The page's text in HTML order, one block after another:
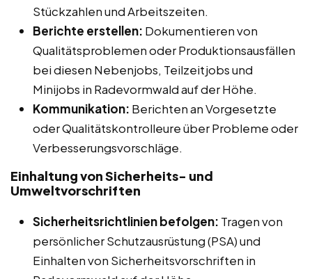
Stückzahlen und Arbeitszeiten.
Berichte erstellen: Dokumentieren von
Qualitätsproblemen oder Produktionsausfällen
bei diesen Nebenjobs, Teilzeitjobs und
Minijobs in Radevormwald auf der Höhe.
Kommunikation: Berichten an Vorgesetzte
oder Qualitätskontrolleure über Probleme oder
Verbesserungsvorschläge.
Einhaltung von Sicherheits- und
Umweltvorschriften
Sicherheitsrichtlinien befolgen: Tragen von
persönlicher Schutzausrüstung (PSA) und
Einhalten von Sicherheitsvorschriften in